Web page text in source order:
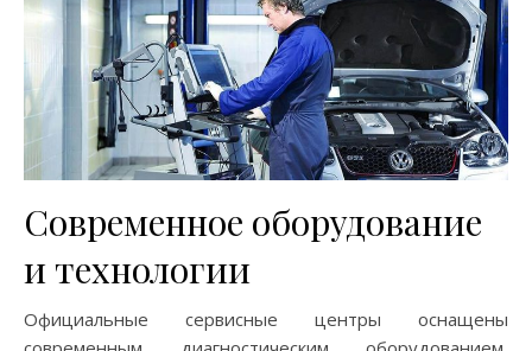
Современное оборудование
и технологии
Официальные сервисные центры оснащены